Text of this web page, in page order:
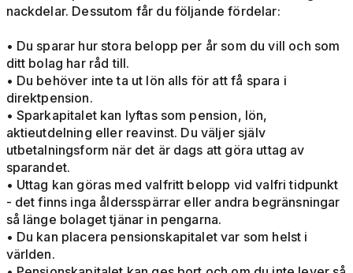
nackdelar. Dessutom får du följande fördelar:
• Du sparar hur stora belopp per år som du vill och som
ditt bolag har råd till.
• Du behöver inte ta ut lön alls för att få spara i
direktpension.
• Sparkapitalet kan lyftas som pension, lön,
aktieutdelning eller reavinst. Du väljer själv
utbetalningsform när det är dags att göra uttag av
sparandet.
• Uttag kan göras med valfritt belopp vid valfri tidpunkt
- det finns inga åldersspärrar eller andra begränsningar
så länge bolaget tjänar in pengarna.
• Du kan placera pensionskapitalet var som helst i
världen.